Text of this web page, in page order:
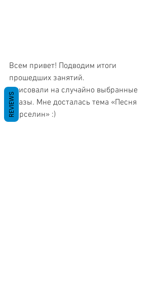
Всем привет! Подводим итоги
прошедших занятий.
- рисовали на случайно выбранные
фразы. Мне досталась тема «Песня
Мерселин» :)
REVIEWS